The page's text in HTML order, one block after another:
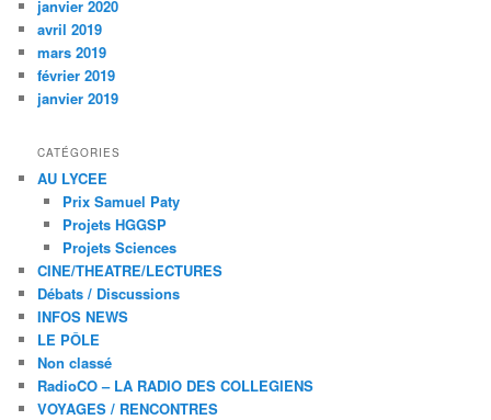
janvier 2020
avril 2019
mars 2019
février 2019
janvier 2019
CATÉGORIES
AU LYCEE
Prix Samuel Paty
Projets HGGSP
Projets Sciences
CINE/THEATRE/LECTURES
Débats / Discussions
INFOS NEWS
LE PÔLE
Non classé
RadioCO – LA RADIO DES COLLEGIENS
VOYAGES / RENCONTRES